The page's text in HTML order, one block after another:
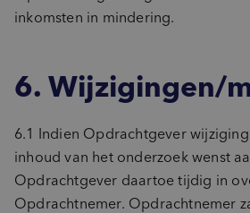
inkomsten in mindering.
6. Wijzigingen/
6.1 Indien Opdrachtgever
inhoud van het onderzoek wenst
Opdrachtgever daartoe tijdig in
Opdrachtnemer. Opdrachtnemer